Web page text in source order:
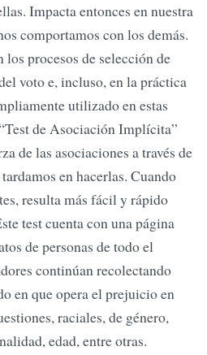
Impacta entonces en nuestra
comportamos con los demás.
procesos de selección de
voto e, incluso, en la práctica
utilizado en estas
de Asociación Implícita”
de las asociaciones a través de
en hacerlas. Cuando
resulta más fácil y rápido
test cuenta con una página
de personas de todo el
continúan recolectando
en que opera el prejuicio en
raciales, de género,
edad, entre otras.